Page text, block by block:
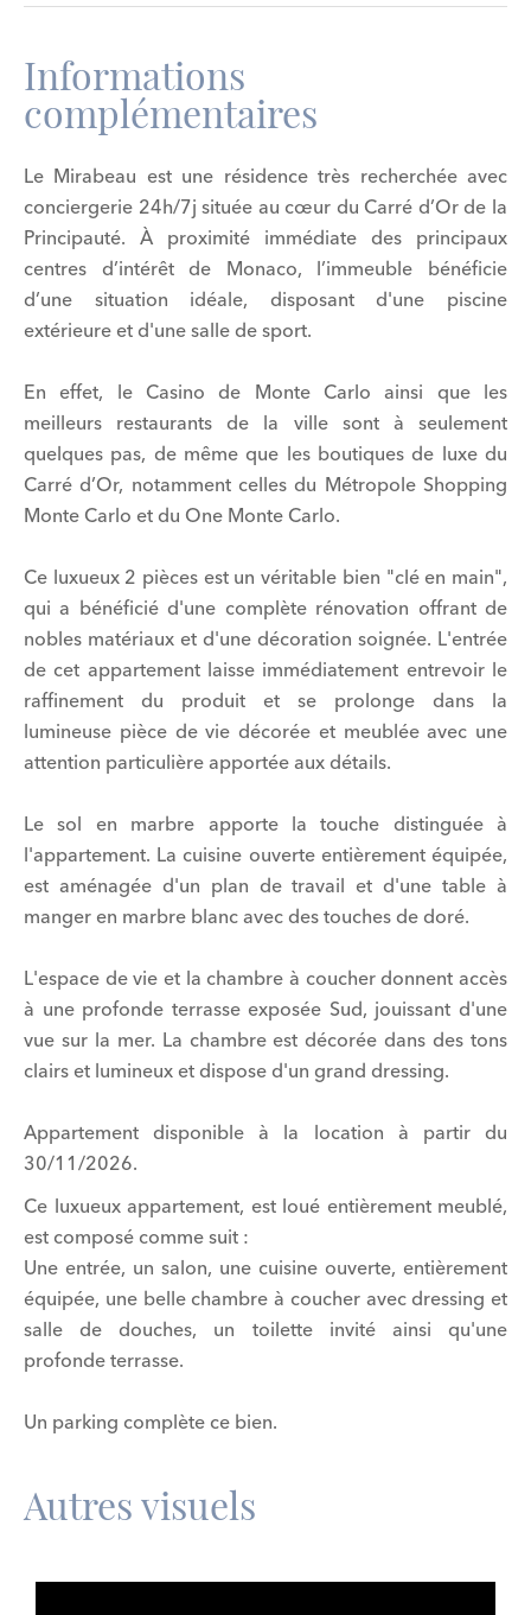
Informations
complémentaires
Le Mirabeau est une résidence très recherchée avec
conciergerie 24h/7j située au cœur du Carré d’Or de la
Principauté. À proximité immédiate des principaux
centres d’intérêt de Monaco, l’immeuble bénéficie
d’une situation idéale, disposant d'une piscine
extérieure et d'une salle de sport.
En effet, le Casino de Monte Carlo ainsi que les
meilleurs restaurants de la ville sont à seulement
quelques pas, de même que les boutiques de luxe du
Carré d’Or, notamment celles du Métropole Shopping
Monte Carlo et du One Monte Carlo.
Ce luxueux 2 pièces est un véritable bien "clé en main",
qui a bénéficié d'une complète rénovation offrant de
nobles matériaux et d'une décoration soignée. L'entrée
de cet appartement laisse immédiatement entrevoir le
raffinement du produit et se prolonge dans la
lumineuse pièce de vie décorée et meublée avec une
attention particulière apportée aux détails.
Le sol en marbre apporte la touche distinguée à
l'appartement. La cuisine ouverte entièrement équipée,
est aménagée d'un plan de travail et d'une table à
manger en marbre blanc avec des touches de doré.
L'espace de vie et la chambre à coucher donnent accès
à une profonde terrasse exposée Sud, jouissant d'une
vue sur la mer. La chambre est décorée dans des tons
clairs et lumineux et dispose d'un grand dressing.
Appartement disponible à la location à partir du
30/11/2026.
Ce luxueux appartement, est loué entièrement meublé,
est composé comme suit :
Une entrée, un salon, une cuisine ouverte, entièrement
équipée, une belle chambre à coucher avec dressing et
salle de douches, un toilette invité ainsi qu'une
profonde terrasse.
Un parking complète ce bien.
Autres visuels